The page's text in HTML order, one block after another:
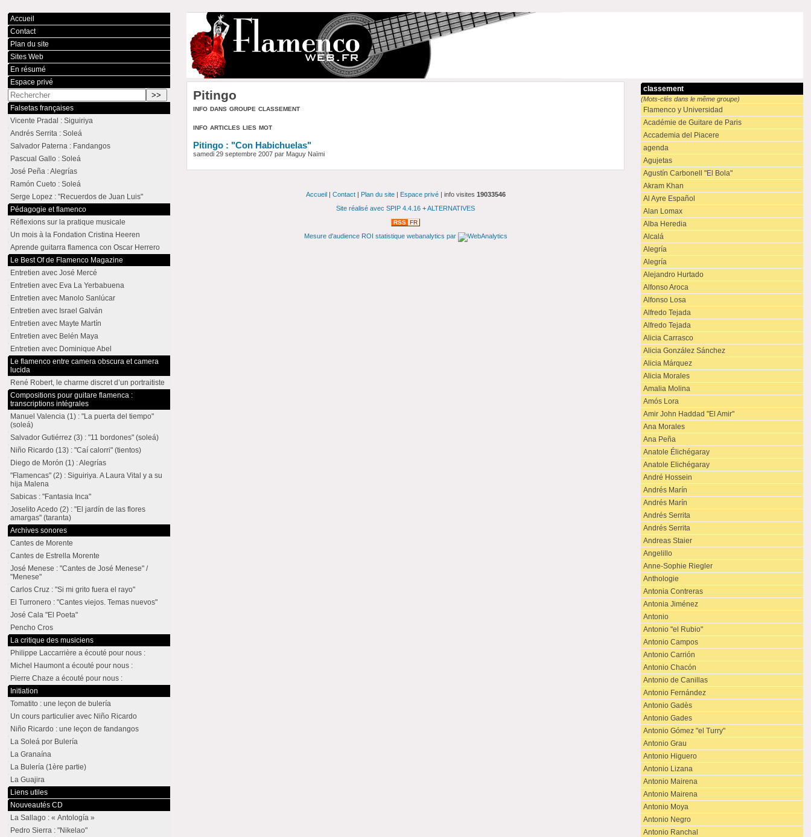
Pitingo
info dans groupe classement
info articles lies mot
Pitingo : "Con Habichuelas"
samedi 29 septembre 2007 par Maguy Naïmi
classement
(Mots-clés dans le même groupe)
Flamenco y Universidad
Académie de Guitare de Paris
Accademia del Piacere
agenda
Agujetas
Agustín Carbonell "El Bola"
Akram Khan
Al Ayre Español
Alan Lomax
Alba Heredia
Alcalá
Alegría
Alegría
Alejandro Hurtado
Alfonso Aroca
Alfonso Losa
Alfredo Tejada
Alfredo Tejada
Alicia Carrasco
Alicia González Sánchez
Alicia Márquez
Alicia Morales
Amalia Molina
Amós Lora
Amir John Haddad "El Amir"
Ana Morales
Ana Peña
Anatole Élichégaray
Anatole Elichégaray
André Hossein
Andrés Marín
Andrés Marín
Andrés Serrita
Andrés Serrita
Andreas Staier
Angelillo
Anne-Sophie Riegler
Anthologie
Antonia Contreras
Antonia Jiménez
Antonio
Antonio "el Rubio"
Antonio Campos
Antonio Carrión
Antonio Chacón
Antonio de Canillas
Antonio Fernández
Antonio Gadès
Antonio Gades
Antonio Gómez "el Turry"
Antonio Grau
Antonio Higuero
Antonio Lizana
Antonio Mairena
Antonio Mairena
Antonio Moya
Antonio Negro
Antonio Ranchal
Accueil
Contact
Plan du site
Sites Web
En résumé
Espace privé
Falsetas françaises
Vicente Pradal : Siguiriya
Andrés Serrita : Soleá
Salvador Paterna : Fandangos
Pascual Gallo : Soleá
José Peña : Alegrías
Ramón Cueto : Soleá
Serge Lopez : "Recuerdos de Juan Luis"
Pédagogie et flamenco
Réflexions sur la pratique musicale
Un mois à la Fondation Cristina Heeren
Aprende guitarra flamenca con Oscar Herrero
Le Best Of de Flamenco Magazine
Entretien avec José Mercé
Entretien avec Eva La Yerbabuena
Entretien avec Manolo Sanlúcar
Entretien avec Israel Galván
Entretien avec Mayte Martín
Entretien avec Belén Maya
Entretien avec Dominique Abel
Le flamenco entre camera obscura et camera
lucida
René Robert, le charme discret d’un portraitiste
Compositions pour guitare flamenca :
transcriptions intégrales
Manuel Valencia (1) : "La puerta del tiempo"
(soleá)
Salvador Gutiérrez (3) : "11 bordones" (soleá)
Niño Ricardo (13) : "Caí calorri" (tientos)
Diego de Morón (1) : Alegrías
"Flamencas" (2) : Siguiriya. A Laura Vital y a su
hija Malena
Sabicas : "Fantasia Inca"
Joselito Acedo (2) : "El jardín de las flores
amargas" (taranta)
Archives sonores
Cantes de Morente
Cantes de Estrella Morente
José Menese : "Cantes de José Menese" /
"Menese"
Carlos Cruz : "Si mi grito fuera el rayo"
El Turronero : "Cantes viejos. Temas nuevos"
José Cala "El Poeta"
Pencho Cros
La critique des musiciens
Philippe Laccarrière a écouté pour nous :
Michel Haumont a écouté pour nous :
Pierre Chaze a écouté pour nous :
Initiation
Tomatito : une leçon de bulería
Un cours particulier avec Niño Ricardo
Niño Ricardo : une leçon de fandangos
La Soleá por Bulería
La Granaína
La Bulería (1ère partie)
La Guajira
Liens utiles
Nouveautés CD
La Sallago : « Antología »
Pedro Sierra : "Nikelao"
Accueil| Contact| Plan du site| Espace privé| info visites 19033546
Site réalisé avec SPIP 4.4.16 +ALTERNATIVES
RSS FR
Mesure d'audience ROI statistique webanalytics par